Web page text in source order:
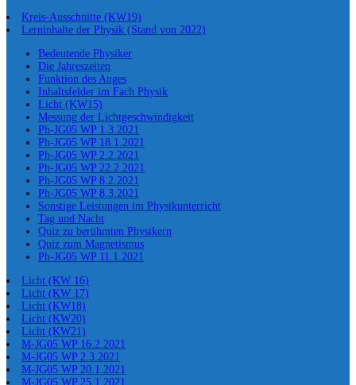
Kreis-Ausschnitte (KW19)
Lerninhalte der Physik (Stand von 2022)
Bedeutende Physiker
Die Jahreszeiten
Funktion des Auges
Inhaltsfelder im Fach Physik
Licht (KW15)
Messung der Lichtgeschwindigkeit
Ph-JG05 WP 1.3.2021
Ph-JG05 WP 18.1.2021
Ph-JG05 WP 2.2.2021
Ph-JG05 WP 22.2.2021
Ph-JG05 WP 8.2.2021
Ph-JG05 WP 8.3.2021
Sonstige Leistungen im Physikunterricht
Tag und Nacht
Quiz zu berühmten Physikern
Quiz zum Magnetismus
Ph-JG05 WP 11.1.2021
Licht (KW 16)
Licht (KW 17)
Licht (KW18)
Licht (KW20)
Licht (KW21)
M-JG05 WP 16.2.2021
M-JG05 WP 2.3.2021
M-JG05 WP 20.1.2021
M-JG05 WP 25.1.2021